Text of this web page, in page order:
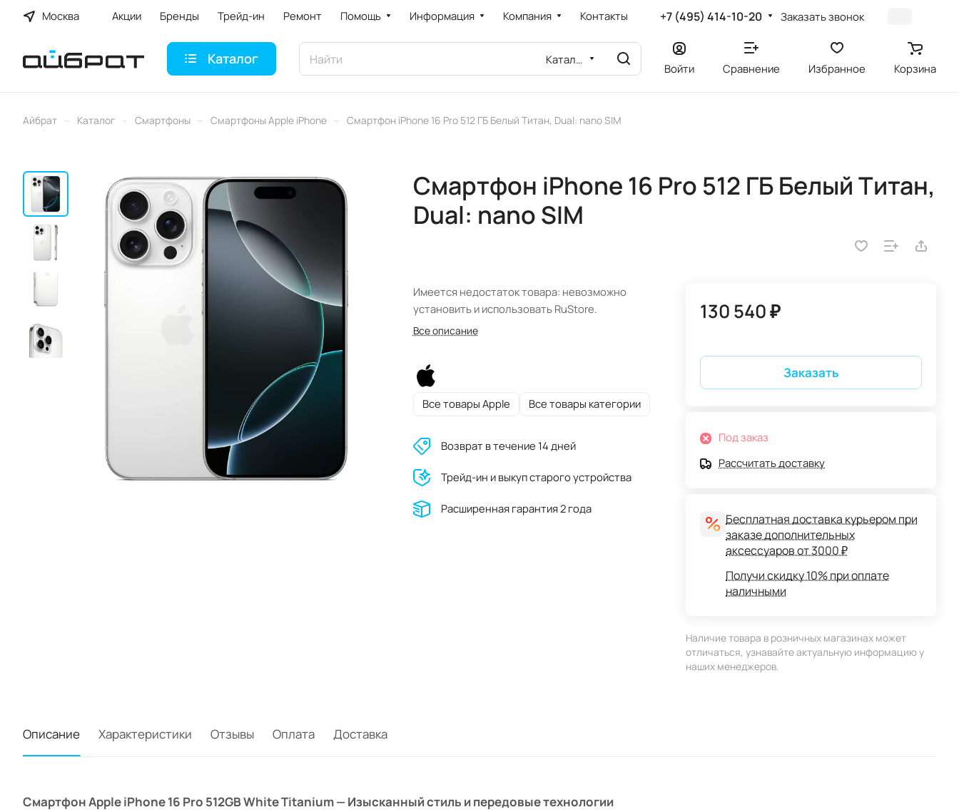
Москва Акции Бренды Трейд-ин Ремонт Помощь Информация Компания Контакты +7 (495) 414-10-20 Заказать звонок
Каталог Каталог
Войти Сравнение Избранное Корзина
Айбрат – Каталог – Смартфоны – Смартфоны Apple iPhone – Смартфон iPhone 16 Pro 512 ГБ Белый Титан, Dual: nano SIM
Смартфон iPhone 16 Pro 512 ГБ Белый Титан,
Dual: nano SIM
Имеется недостаток товара: невозможно
установить и использовать RuStore.
Все описание
Все товары Apple Все товары категории
Возврат в течение 14 дней
Трейд-ин и выкуп старого устройства
Расширенная гарантия 2 года
130 540 ₽
Заказать
Под заказ
Рассчитать доставку
Бесплатная доставка курьером при
заказе дополнительных
аксессуаров от 3000 ₽
Получи скидку 10% при оплате
наличными
Наличие товара в розничных магазинах может
отличаться, узнавайте актуальную информацию у
наших менеджеров.
Описание Характеристики Отзывы Оплата Доставка
Смартфон Apple iPhone 16 Pro 512GB White Titanium — Изысканный стиль и передовые технологии